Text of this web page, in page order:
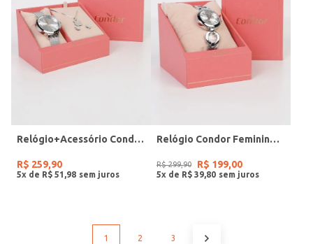
Relógio+Acessório Condor Feminino PRATA
R$ 259,90
5x de R$ 51 98
Relógio Condor Feminino PRATA
R$ 299,90 R$ 199,00
5x de R$ 39 80
1 2 3